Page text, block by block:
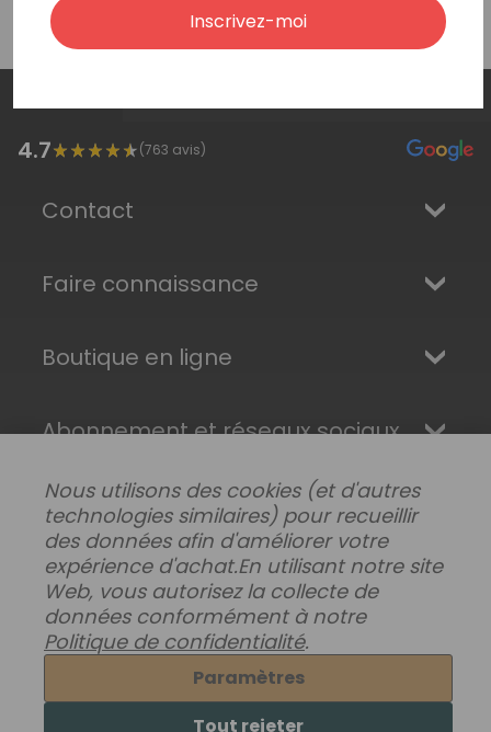
4.7 (763 avis)
Contact
Faire connaissance
Boutique en ligne
Abonnement et réseaux sociaux
Modifier les préférences de données
Livraisons, retours et garantie | Confidentialité |
Conditions générales
Nous utilisons des cookies (et d'autres
technologies similaires) pour recueillir
des données afin d'améliorer votre
expérience d'achat.En utilisant notre site
Web, vous autorisez la collecte de
données conformément à notre
Politique de confidentialité.
Paramètres
Tout rejeter
Inscrivez-moi